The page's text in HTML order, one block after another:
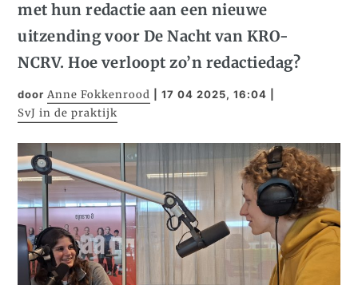
met hun redactie aan een nieuwe
uitzending voor De Nacht van KRO-
NCRV. Hoe verloopt zo’n redactiedag?
door Anne Fokkenrood |17 04 2025, 16:04
SvJ in de praktijk